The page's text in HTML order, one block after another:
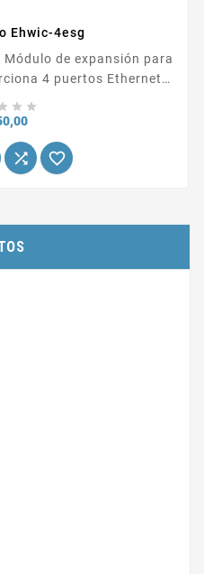
Ehwic-4esg
4 puertos Ethernet
routers Cisco 2900 y...
 
Precio
 